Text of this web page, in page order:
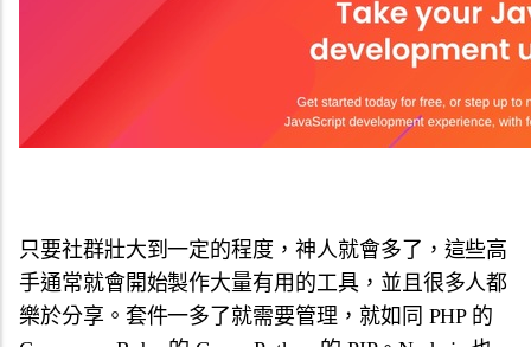
只要社群壯大到一定的程度，神人就會多了，這些高
手通常就會開始製作大量有用的工具，並且很多人都
樂於分享。套件一多了就需要管理，就如同 PHP 的